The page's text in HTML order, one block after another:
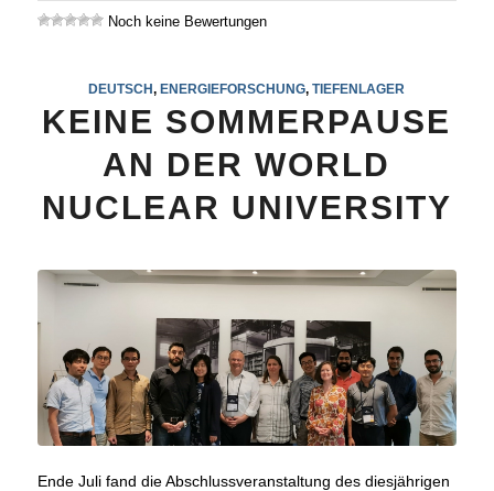
Noch keine Bewertungen
DEUTSCH, ENERGIEFORSCHUNG,TIEFENLAGER
KEINE SOMMERPAUSE
AN DER WORLD
NUCLEAR UNIVERSITY
Ende Juli fand die Abschlussveranstaltung des diesjährigen